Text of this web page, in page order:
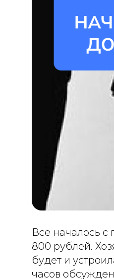
Все началось с
800 рублей.
будет и
часов